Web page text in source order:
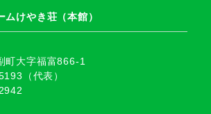
けやき荘（本館）
町大字福富866-1
（代表）